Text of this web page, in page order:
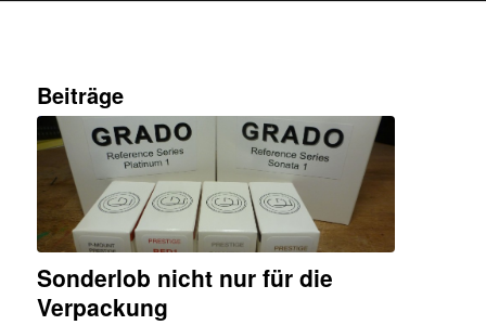
Beiträge
Sonderlob nicht nur für die
Verpackung